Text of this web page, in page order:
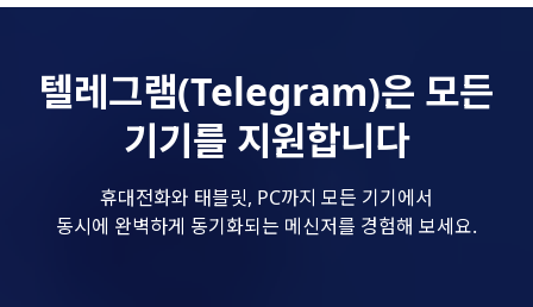
텔레그램(Telegram)은 모든
기기를 지원합니다
휴대전화와 태블릿, PC까지 모든 기기에서
동시에 완벽하게 동기화되는 메신저를 경험해 보세요.